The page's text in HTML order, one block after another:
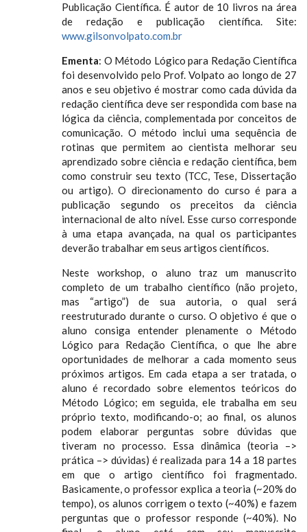
Publicação Científica. É autor de 10 livros na área
de redação e publicação científica. Site:
www.gilsonvolpato.com.br
Ementa: O Método Lógico para Redação Científica
foi desenvolvido pelo Prof. Volpato ao longo de 27
anos e seu objetivo é mostrar como cada dúvida da
redação científica deve ser respondida com base na
lógica da ciência, complementada por conceitos de
comunicação. O método inclui uma sequência de
rotinas que permitem ao cientista melhorar seu
aprendizado sobre ciência e redação científica, bem
como construir seu texto (TCC, Tese, Dissertação
ou artigo). O direcionamento do curso é para a
publicação segundo os preceitos da ciência
internacional de alto nível. Esse curso corresponde
à uma etapa avançada, na qual os participantes
deverão trabalhar em seus artigos científicos.
Neste workshop, o aluno traz um manuscrito
completo de um trabalho científico (não projeto,
mas “artigo”) de sua autoria, o qual será
reestruturado durante o curso. O objetivo é que o
aluno consiga entender plenamente o Método
Lógico para Redação Científica, o que lhe abre
oportunidades de melhorar a cada momento seus
próximos artigos. Em cada etapa a ser tratada, o
aluno é recordado sobre elementos teóricos do
Método Lógico; em seguida, ele trabalha em seu
próprio texto, modificando-o; ao final, os alunos
podem elaborar perguntas sobre dúvidas que
tiveram no processo. Essa dinâmica (teoria –>
prática –> dúvidas) é realizada para 14 a 18 partes
em que o artigo científico foi fragmentado.
Basicamente, o professor explica a teoria (~20% do
tempo), os alunos corrigem o texto (~40%) e fazem
perguntas que o professor responde (~40%). No